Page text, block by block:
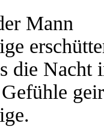
Mann
die Nacht